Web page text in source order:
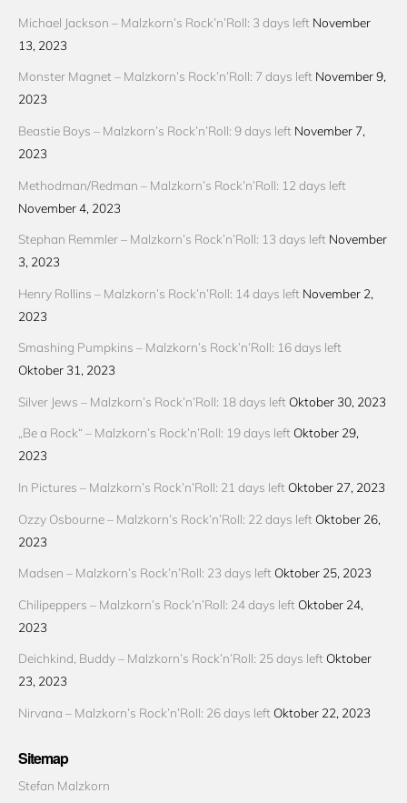
Michael Jackson – Malzkorn’s Rock’n’Roll: 3 days left November
13, 2023
Monster Magnet – Malzkorn’s Rock’n’Roll: 7 days left November 9,
2023
Beastie Boys – Malzkorn’s Rock’n’Roll: 9 days left November 7,
2023
Methodman/Redman – Malzkorn’s Rock’n’Roll: 12 days left
November 4, 2023
Stephan Remmler – Malzkorn’s Rock’n’Roll: 13 days left November
3, 2023
Henry Rollins – Malzkorn’s Rock’n’Roll: 14 days left November 2,
2023
Smashing Pumpkins – Malzkorn’s Rock’n’Roll: 16 days left
Oktober 31, 2023
Silver Jews – Malzkorn’s Rock’n’Roll: 18 days left Oktober 30, 2023
„Be a Rock“ – Malzkorn’s Rock’n’Roll: 19 days left Oktober 29,
2023
In Pictures – Malzkorn’s Rock’n’Roll: 21 days left Oktober 27, 2023
Ozzy Osbourne – Malzkorn’s Rock’n’Roll: 22 days left Oktober 26,
2023
Madsen – Malzkorn’s Rock’n’Roll: 23 days left Oktober 25, 2023
Chilipeppers – Malzkorn’s Rock’n’Roll: 24 days left Oktober 24,
2023
Deichkind, Buddy – Malzkorn’s Rock’n’Roll: 25 days left Oktober
23, 2023
Nirvana – Malzkorn’s Rock’n’Roll: 26 days left Oktober 22, 2023
Sitemap
Stefan Malzkorn